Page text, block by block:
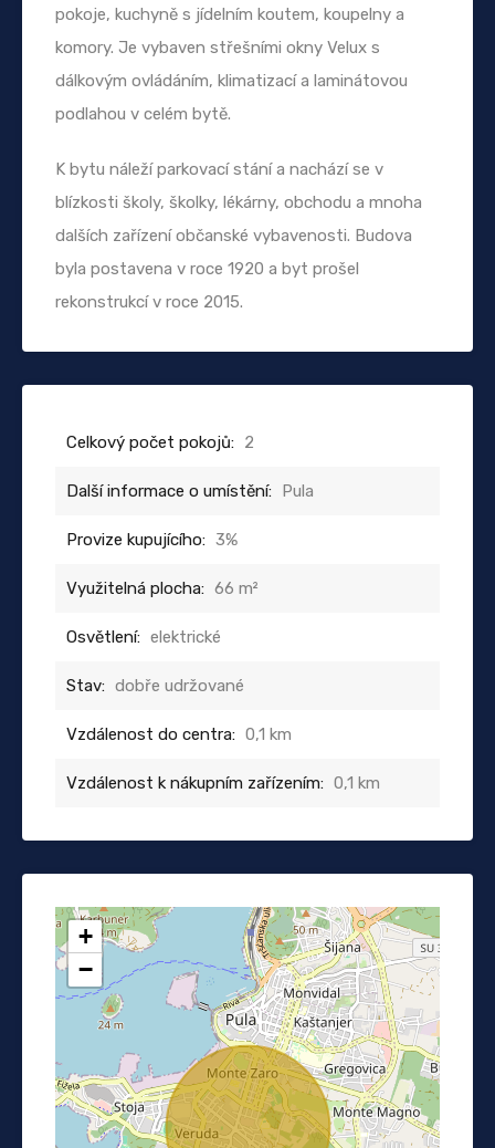
pokoje, kuchyně s jídelním koutem, koupelny a
komory. Je vybaven střešními okny Velux s
dálkovým ovládáním, klimatizací a laminátovou
podlahou v celém bytě.
K bytu náleží parkovací stání a nachází se v
blízkosti školy, školky, lékárny, obchodu a mnoha
dalších zařízení občanské vybavenosti. Budova
byla postavena v roce 1920 a byt prošel
rekonstrukcí v roce 2015.
Celkový počet pokojů: 2
Další informace o umístění: Pula
Provize kupujícího: 3%
Využitelná plocha: 66 m²
Osvětlení: elektrické
Stav: dobře udržované
Vzdálenost do centra: 0,1 km
Vzdálenost k nákupním zařízením: 0,1 km
+
−